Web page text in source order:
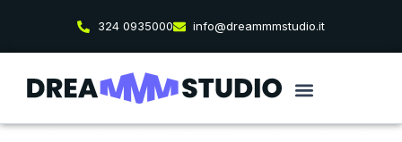
324 0935000 info@dreammmstudio.it